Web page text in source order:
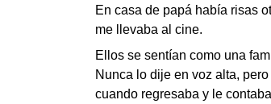
En casa de papá había risas
me llevaba al cine.
Ellos se sentían como una
Nunca lo dije en voz alta,
cuando regresaba y le